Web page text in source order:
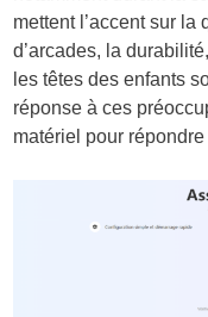
mettent l’accent sur
d’arcades, la
les têtes des enfants
réponse à ces
matériel pour